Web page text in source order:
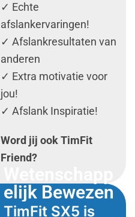
✓ Echte
afslankervaringen!
✓ Afslankresultaten van
anderen
✓ Extra motivatie voor
jou!
✓ Afslank Inspiratie!
Word jij ook TimFit
Friend?
elijk Bewezen
TimFit SX5 is